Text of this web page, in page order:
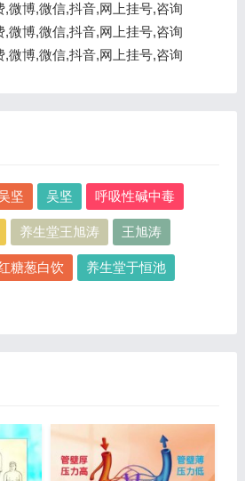
微博,微信,抖音,网上挂号,咨询
微博,微信,抖音,网上挂号,咨询
微博,微信,抖音,网上挂号,咨询
坚 吴坚 呼吸性碱中毒
养生堂王旭涛 王旭涛
糖葱白饮 养生堂于恒池